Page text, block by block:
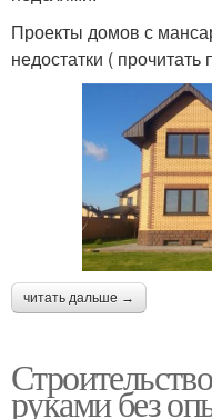
Проекты домов с
недостатки ( прочитать
читать дальше →
руками без